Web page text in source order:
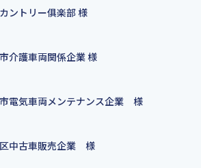
ントリー俱楽部 様
介護⾞両関係企業 様
電気車両メンテナンス企業 様
中古車販売企業 様